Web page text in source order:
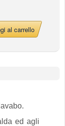
al carrello
ed agli